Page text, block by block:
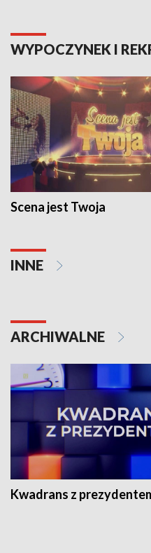
WYPOCZYNEK I
Scena jest Twoja
INNE
ARCHIWALNE
Kwadrans z